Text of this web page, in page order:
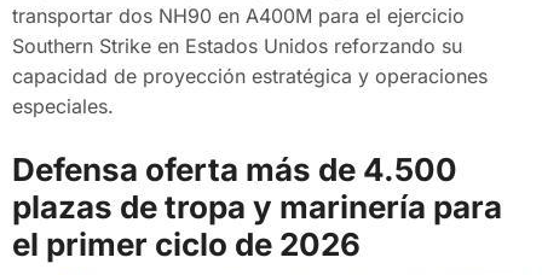
transportar dos NH90 en A400M para el ejercicio
Southern Strike en Estados Unidos reforzando su
capacidad de proyección estratégica y operaciones
especiales.
Defensa oferta más de 4.500
plazas de tropa y marinería para
el primer ciclo de 2026